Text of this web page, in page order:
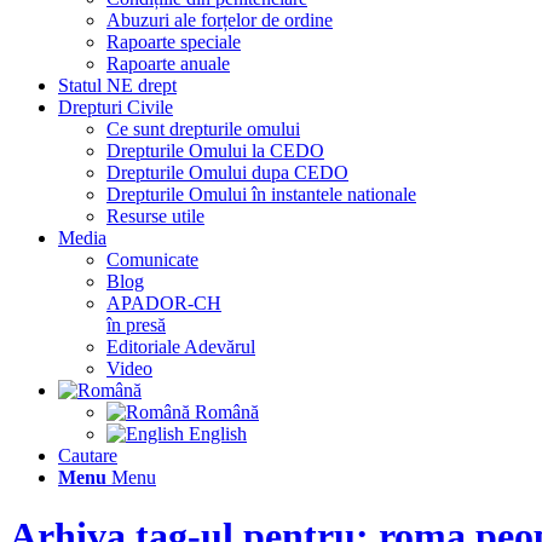
Abuzuri ale forțelor de ordine
Rapoarte speciale
Rapoarte anuale
Statul NE drept
Drepturi Civile
Ce sunt drepturile omului
Drepturile Omului la CEDO
Drepturile Omului dupa CEDO
Drepturile Omului în instantele nationale
Resurse utile
Media
Comunicate
Blog
APADOR-CH
în presă
Editoriale Adevărul
Video
Română
English
Cautare
Menu Menu